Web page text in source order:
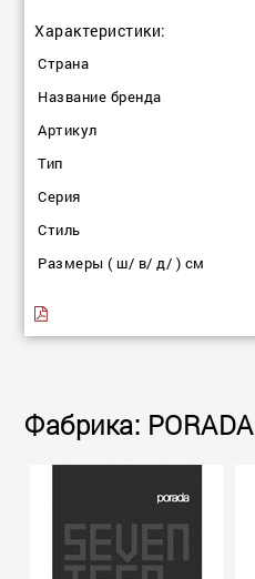
Характеристики:
Страна
Название бренда
Артикул
Тип
Серия
Стиль
Размеры ( ш/ в/ д/ ) см
Фабрика: PORADA